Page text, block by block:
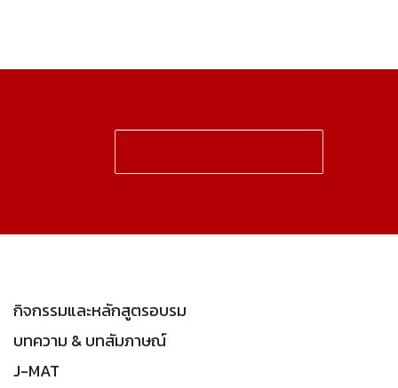
กิจกรรมและหลักสูตรอบรม
บทความ & บทสัมภาษณ์
J-MAT